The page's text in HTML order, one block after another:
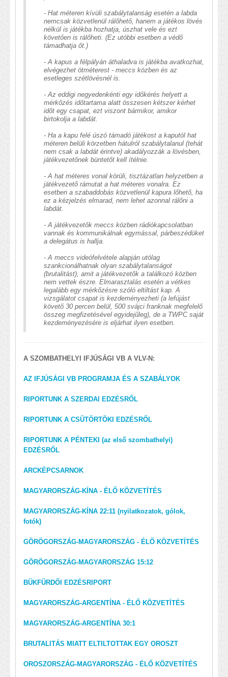
- Hat méteren kívüli szabálytalanság esetén a labda
nemcsak közvetlenül rálőhető, hanem a játékos lövés
nélkül is játékba hozhatja, úszhat vele és ezt
követően is rálőheti. (Ez utóbbi esetben a védő
támadhatja őt.)
- A kapus a félpályán áthaladva is játékba avatkozhat,
elvégezhet ötméterest - meccs közben és az
esetleges szétlövésnél is.
- Az eddigi negyedenkénti egy időkérés helyett a
mérkőzés időtartama alatt összesen kétszer kérhet
időt egy csapat, ezt viszont bármikor, amikor
birtokolja a labdát.
- Ha a kapu felé úszó támadó játékost a kaputól hat
méteren belüli körzetben hátulról szabálytalanul (tehát
nem csak a labdát érintve) akadályozzák a lövésben,
játékvezetőnek büntetőt kell ítélnie.
- A hat méteres vonal körüli, tisztázatlan helyzetben a
játékvezető rámutat a hat méteres vonalra. Ez
esetben a szabaddobás közvetlenül kapura lőhető, ha
ez a kézjelzés elmarad, nem lehet azonnal rálőni a
labdát.
- A játékvezetők meccs közben rádiókapcsolatban
vannak és kommunikálnak egymással, párbeszédüket
a delegátus is hallja.
- A meccs videófelvétele alapján utólag
szankcionálhatnak olyan szabálytalanságot
(brutalitást), amit a játékvezetők a találkozó közben
nem vettek észre. Elmarasztalás esetén a vétkes
legalább egy mérkőzésre szóló eltiltást kap. A
vizsgálatot csapat is kezdeményezheti (a lefújást
követő 30 percen belül, 500 svájci franknak megfelelő
összeg megfizetésével egyidejűleg), de a TWPC saját
kezdeményezésére is eljárhat ilyen esetben.
A SZOMBATHELYI IFJÚSÁGI VB A VLV-N:
AZ IFJÚSÁGI VB PROGRAMJA ÉS A SZABÁLYOK
RIPORTUNK A SZERDAI EDZÉSRŐL
RIPORTUNK A CSÜTÖRTÖKI EDZÉSRŐL
RIPORTUNK A PÉNTEKI (az első szombathelyi)
EDZÉSRŐL
ARCKÉPCSARNOK
MAGYARORSZÁG-KÍNA - ÉLŐ KÖZVETÍTÉS
MAGYARORSZÁG-KÍNA 22:11 (nyilatkozatok, gólok,
fotók)
GÖRÖGORSZÁG-MAGYARORSZÁG - ÉLŐ KÖZVETÍTÉS
GÖRÖGORSZÁG-MAGYARORSZÁG 15:12
BÜKFÜRDŐI EDZÉSRIPORT
MAGYARORSZÁG-ARGENTÍNA - ÉLŐ KÖZVETÍTÉS
MAGYARORSZÁG-ARGENTÍNA 30:1
BRUTALITÁS MIATT ELTILTOTTAK EGY OROSZT
OROSZORSZÁG-MAGYARORSZÁG - ÉLŐ KÖZVETÍTÉS